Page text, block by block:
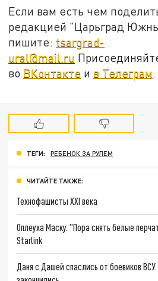
Если вам есть чем
редакцией "Царьград
пишите: tsargrad-
ural@mail.ru
во ВКонтакте и в Телеграм.
ТЕГИ: РЕБЕНОК ЗА РУЛЕМ
ЧИТАЙТЕ ТАКЖЕ:
Технофашисты XXI века
Оплеуха Маску. "Пора снять белые
Starlink
Даня с Дашей спаслись от боевиков